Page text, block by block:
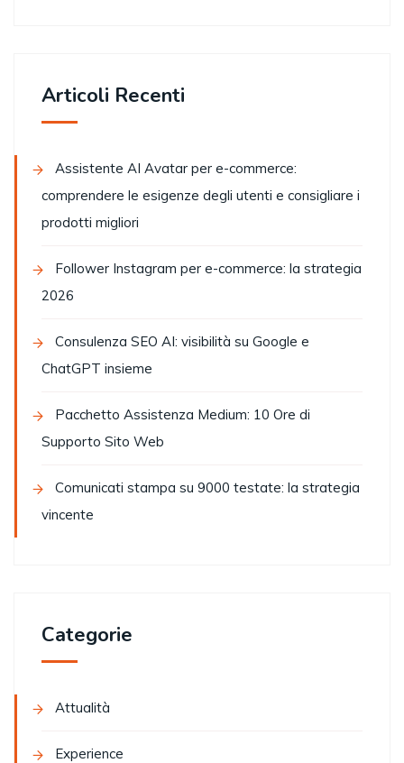
Articoli Recenti
Assistente AI Avatar per e-commerce:
comprendere le esigenze degli utenti e consigliare i
prodotti migliori
Follower Instagram per e-commerce: la strategia
2026
Consulenza SEO AI: visibilità su Google e
ChatGPT insieme
Pacchetto Assistenza Medium: 10 Ore di
Supporto Sito Web
Comunicati stampa su 9000 testate: la strategia
vincente
Categorie
Attualità
Experience